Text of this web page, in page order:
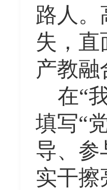
路人。
失，直
产教融
在“
填写“
导、参
实干擦